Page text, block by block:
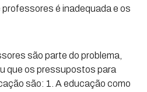
é inadequada e os
são parte do problema,
que os pressupostos para
são: 1. A educação como